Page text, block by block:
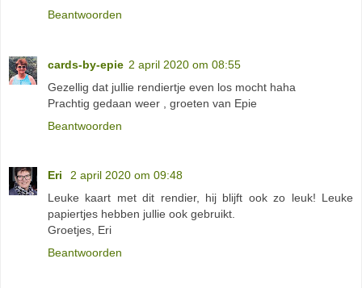
Beantwoorden
cards-by-epie 2 april 2020 om 08:55
Gezellig dat jullie rendiertje even los mocht haha
Prachtig gedaan weer , groeten van Epie
Beantwoorden
Eri
2 april 2020 om 09:48
Leuke kaart met dit rendier, hij blijft ook zo leuk! Leuke
papiertjes hebben jullie ook gebruikt.
Groetjes, Eri
Beantwoorden